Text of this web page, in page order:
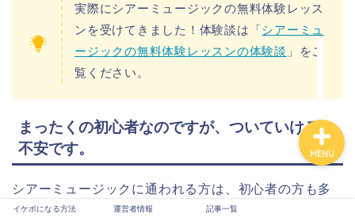
実際にシアーミュージックの無料体験レッス
ンを受けてきました！体験談は「シアーミュ
ージックの無料体験レッスンの体験談 」をご
覧ください。
まったくの初心者なのですが、ついていけるか
不安です。
シアーミュージックに通われる方は、初心者の方も多
いです。また、レッスンはマンツーマンレッスンなの
イケボになる方法 運営者情報 記事一覧
MENU
運営者情報